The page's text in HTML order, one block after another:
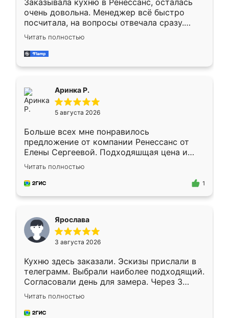
Заказывала кухню в Ренессанс, осталась
очень довольна. Менеджер всё быстро
посчитала, на вопросы отвечала сразу.
Замерщик приехал в субботу, подошёл к
делу со всей ответственностью. Собрали
за день, ребята работали аккуратно, даже
Читать полностью
Аринка Р.
5 августа 2026
Больше всех мне понравилось
предложение от компании Ренессанс от
Елены Сергеевой. Подходяшщая цена и
короткие сроки изготовления. Приехавший
для замера сотрудник Владислав
предложил по моему эскизу самый
Читать полностью
1
Ярослава
3 августа 2026
Кухню здесь заказали. Эскизы прислали в
телеграмм. Выбрали наиболее подходящий.
Согласовали день для замера. Через 3
недели кухня была уже готова. Остались
довольны работой. Спасибо Ренессанс
мебель за качественную работу!
Читать полностью